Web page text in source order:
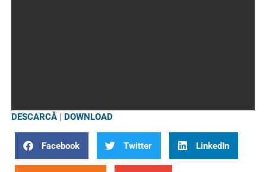
DESCARCĂ | DOWNLOAD
Facebook Twitter LinkedIn